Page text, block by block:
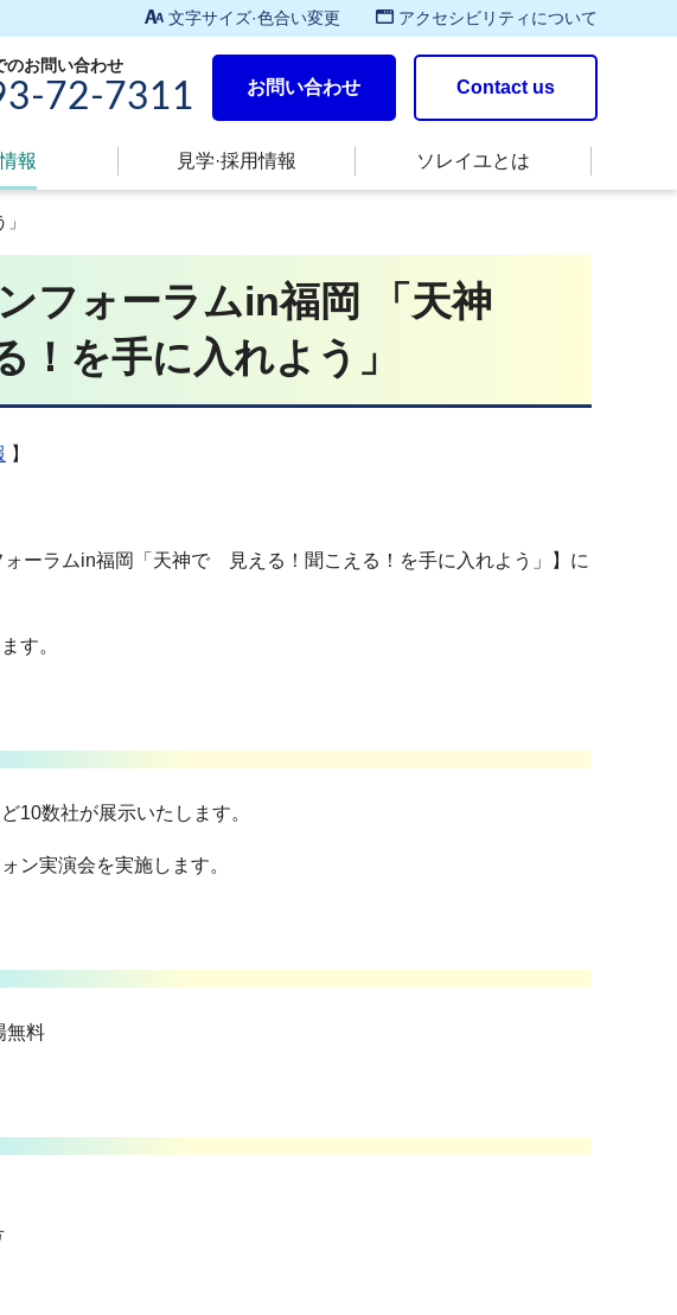
文字サイズ·色合い変更 アクセシビリティについて
のお問い合わせ
72-7311 お問い合わせ Contact us
報 見学·採用情報 ソレイユとは
フォーラムin福岡 「天神
を手に入れよう」
】
ーラムin福岡「天神で 見える！聞こえる！を手に入れよう」】に
す。
10数社が展示いたします。
ン実演会を実施します。
無料